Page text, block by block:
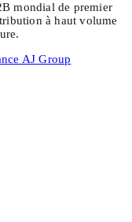
mondial de premier
à haut volume
AJ Group